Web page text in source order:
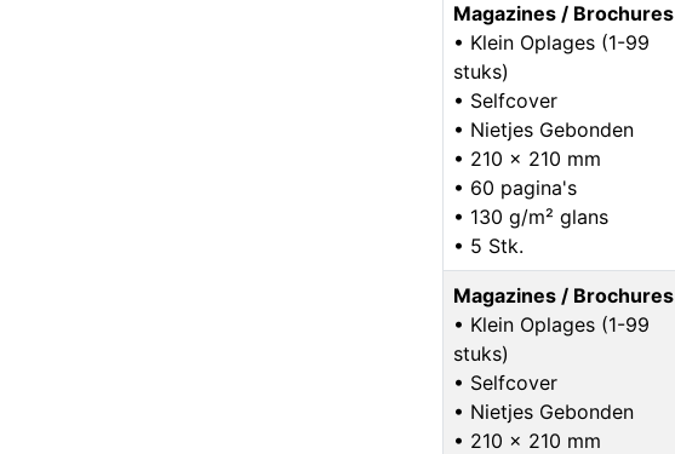
Magazines / Brochures
• Klein Oplages (1-99
stuks)
• Selfcover
• Nietjes Gebonden
• 210 x 210 mm
• 60 pagina's
• 130 g/m² glans
• 5 Stk.
Magazines / Brochures
• Klein Oplages (1-99
stuks)
• Selfcover
• Nietjes Gebonden
• 210 x 210 mm